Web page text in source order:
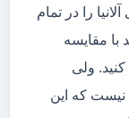
را در تمام
مقایسه
ولی
نیست که این